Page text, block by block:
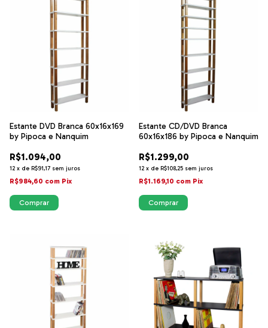
Estante DVD Branca 60x16x169
by Pipoca e Nanquim
R$1.094,00
12 x de R$91,17 sem juros
R$984,60 com Pix
Estante CD/DVD Branca
60x16x186 by Pipoca e Nanquim
R$1.299,00
12 x de R$108,25 sem juros
R$1.169,10 com Pix